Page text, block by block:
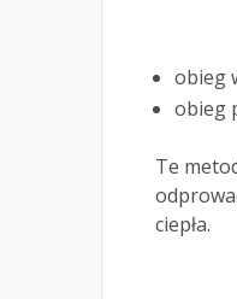
obieg
obieg
Te
ciepła.